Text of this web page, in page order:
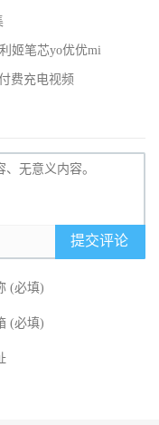
姬笔芯yo优优mi
费充电视频
提交评论
(必填)
(必填)